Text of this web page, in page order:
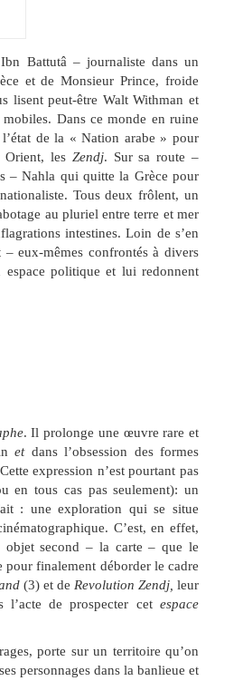
Ibn Battutâ – journaliste dans un
et de Monsieur Prince, froide
lisent peut-être Walt Withman et
Dans ce monde en ruine
de la « Nation arabe » pour
Orient, les Zendj. Sur sa route –
– Nahla qui quitte la Grèce pour
Tous deux frôlent, un
au pluriel entre terre et mer
intestines. Loin de s’en
eux-mêmes confrontés à divers
espace politique et lui redonnent
. Il prolonge une œuvre rare et
etdans l’obsession des formes
expression n’est pourtant pas
en tous cas pas seulement): un
: une exploration qui se situe
C’est, en effet,
second – la carte – que le
finalement déborder le cadre
(3) et de Revolution Zendj, leur
de prospecter cet espace
porte sur un territoire qu’on
personnages dans la banlieue et